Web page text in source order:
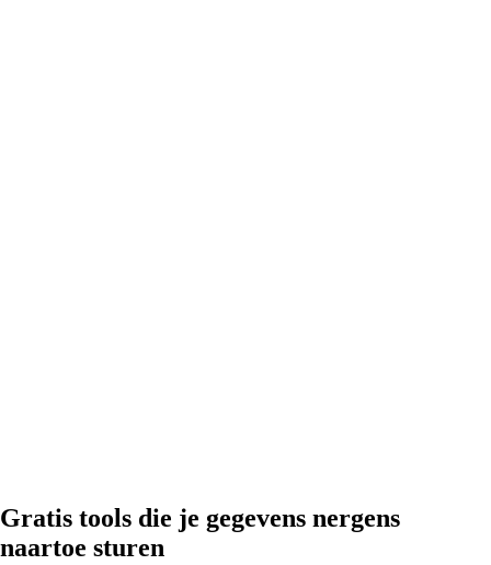
Gratis tools die je gegevens nergens
naartoe sturen